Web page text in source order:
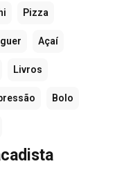
Pizza
Açaí
Livros
Bolo